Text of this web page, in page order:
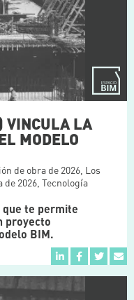
VINCULA LA
MODELO
de obra de 2026 Los
2026 Tecnología
que te permite
proyecto
BIM.